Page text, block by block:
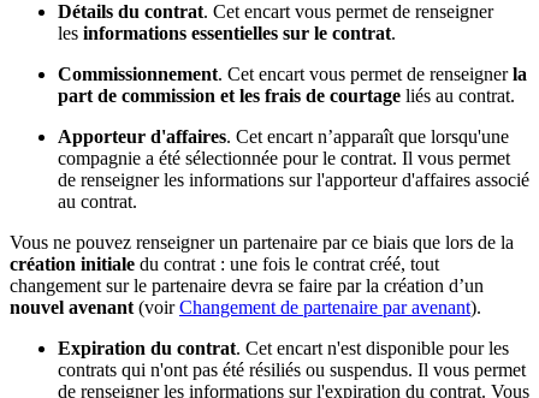
Détails du contrat. Cet encart vous permet de renseigner
les informations essentielles sur le contrat.
Commissionnement. Cet encart vous permet de renseignerla
part de commission et les frais de courtage liés au contrat.
Apporteur d'affaires. Cet encart n’apparaît que lorsqu'une
compagnie a été sélectionnée pour le contrat. Il vous permet
de renseigner les informations sur l'apporteur d'affaires associé
au contrat.
Vous ne pouvez renseigner un partenaire par ce biais que lors de la
création initiale du contrat : une fois le contrat créé, tout
changement sur le partenaire devra se faire par la création d’un
nouvel avenant(voirChangement de partenaire par avenant).
Expiration du contrat. Cet encart n'est disponible pour les
contrats qui n'ont pas été résiliés ou suspendus. Il vous permet
de renseigner les informations sur l'expiration du contrat. Vous